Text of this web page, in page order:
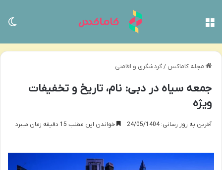
مجله کاماکس /گردشگری و اقامتی
جمعه سیاه در دبی: نام، تاریخ و تخفیفات
ویژه
آخرین به روز رسانی: 24/05/1404 خواندن این مطلب 15 دقیقه زمان میبرد